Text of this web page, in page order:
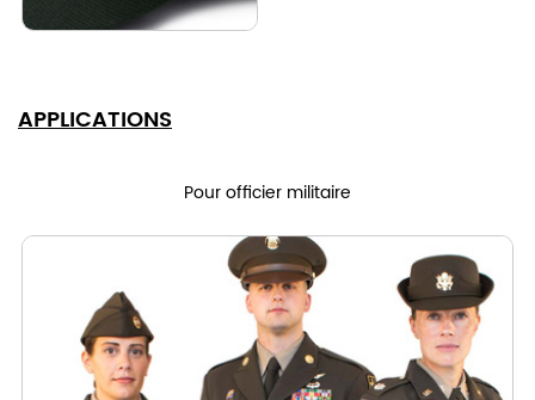
APPLICATIONS
Pour officier militaire